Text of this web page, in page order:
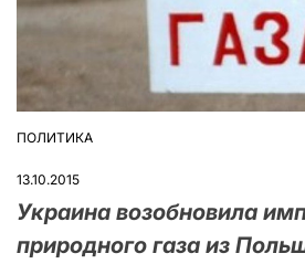
ОПУБЛІКУВАТИ
ПОЛИТИКА
13.10.2015
Украина возобновила
природного газа из